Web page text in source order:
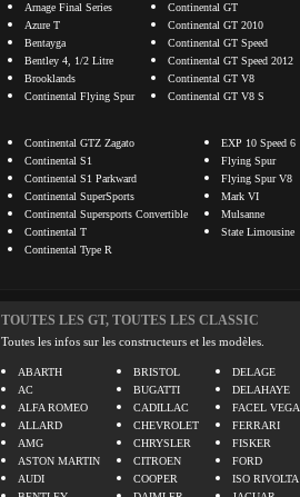
Arnage Final Series
Azure T
Bentayga
Bentley 4, 1/2 Litre
Brooklands
Continental Flying Spur
Continental GT
Continental GT 2010
Continental GT Speed
Continental GT Speed 2012
Continental GT V8
Continental GT V8 S
Continental GTZ Zagato
Continental S1
Continental S1 Parkward
Continental SuperSports
Continental Supersports Convertible
Continental T
Continental Type R
EXP 10 Speed 6
Flying Spur
Flying Spur V8
Mark VI
Mulsanne
State Limousine
TOUTES LES GT, TOUTES LES CLASSIC
Toutes les infos sur les constructeurs et les modèles.
ABARTH
AC
ALFA ROMEO
ALLARD
AMG
ASTON MARTIN
AUDI
BRISTOL
BUGATTI
CADILLAC
CHEVROLET
CHRYSLER
CITROEN
COOPER
DELAGE
DELAHAYE
FACEL VEGA
FERRARI
FISKER
FORD
ISO RIVOLTA